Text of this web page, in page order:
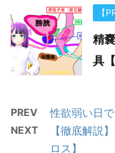
【
精
具
PREV 性欲弱い日
NEXT
【徹底解説
ロス】